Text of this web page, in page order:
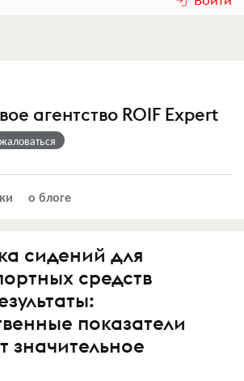
агентство ROIF Expert
о блоге
сидений для
средств
показатели
значительное